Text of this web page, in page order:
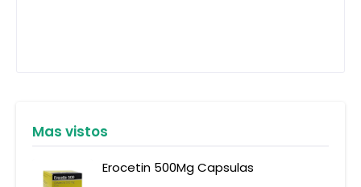
Mas vistos
Erocetin 500Mg Capsulas